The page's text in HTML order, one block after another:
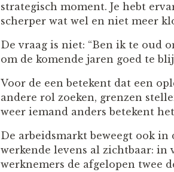
strategisch moment. Je hebt
scherper wat wel en niet meer
De vraag is niet: “Ben ik te oud
om de komende jaren goed te
Voor de een betekent dat een
andere rol zoeken, grenzen
weer iemand anders betekent
De arbeidsmarkt beweegt ook in
werkende levens al zichtbaar: in
werknemers de afgelopen twee